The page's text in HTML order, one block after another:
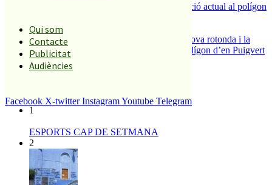
Qui som
Contacte
Publicitat
Audiències
Facebook X-twitter InstagramYoutube Telegram
La Nau d’Entitats mantindrà la seva ubicació actual al polígon
5
S’aprova definitivament el projecte de la nova rotonda i la
millora del pont de la riera de Reixac al polígon d’en Puigvert
1
ESPORTS CAP DE SETMANA
2